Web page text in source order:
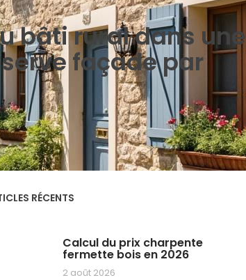
bâti rural dans une
façade par
RÉCENTS
Calcul du prix charpente
fermette bois en 2026
2 août 2026